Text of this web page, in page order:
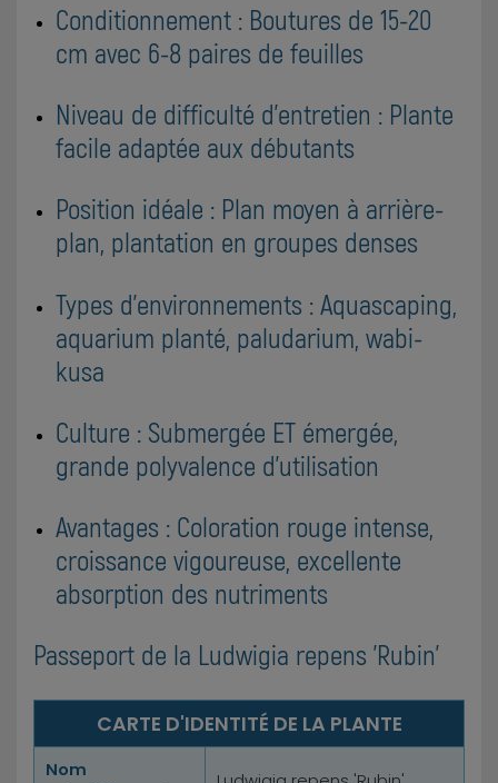
Conditionnement : Boutures de 15-20
cm avec 6-8 paires de feuilles
Niveau de difficulté d'entretien : Plante
facile adaptée aux débutants
Position idéale : Plan moyen à arrière-
plan, plantation en groupes denses
Types d'environnements : Aquascaping,
aquarium planté, paludarium, wabi-
kusa
Culture : Submergée ET émergée,
grande polyvalence d'utilisation
Avantages : Coloration rouge intense,
croissance vigoureuse, excellente
absorption des nutriments
Passeport de la Ludwigia repens 'Rubin'
CARTE D'IDENTITÉ DE LA PLANTE
Nom